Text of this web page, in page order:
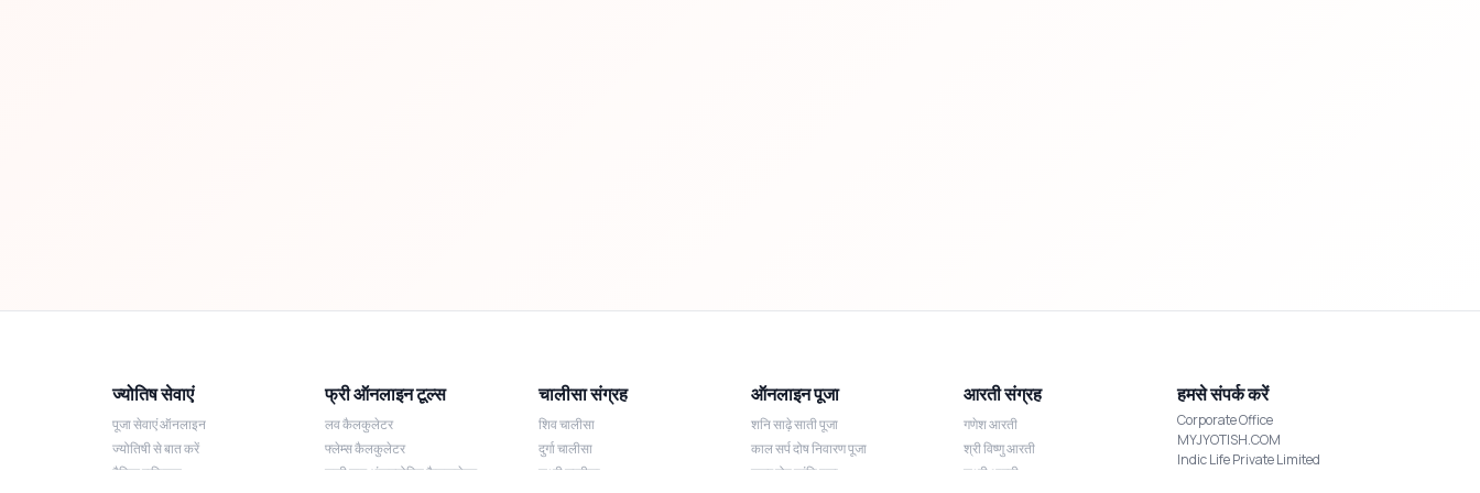
ज्योतिष सेवाएं
पूजा सेवाएं ऑनलाइन
ज्योतिषी से बात करें
दैनिक राशिफल
फ्री ऑनलाइन टूल्स
लव कैलकुलेटर
फ्लेम्स कैलकुलेटर
लकी नाम अंकज्योतिष कैलकुलेटर
चालीसा संग्रह
शिव चालीसा
दुर्गा चालीसा
लक्ष्मी चालीसा
ऑनलाइन पूजा
शनि साढ़े साती पूजा
काल सर्प दोष निवारण पूजा
नज़र दोष शांति पूजा
आरती संग्रह
गणेश आरती
श्री विष्णु आरती
लक्ष्मी आरती
हमसे संपर्क करें
Corporate Office
MYJYOTISH.COM
Indic Life Private Limited